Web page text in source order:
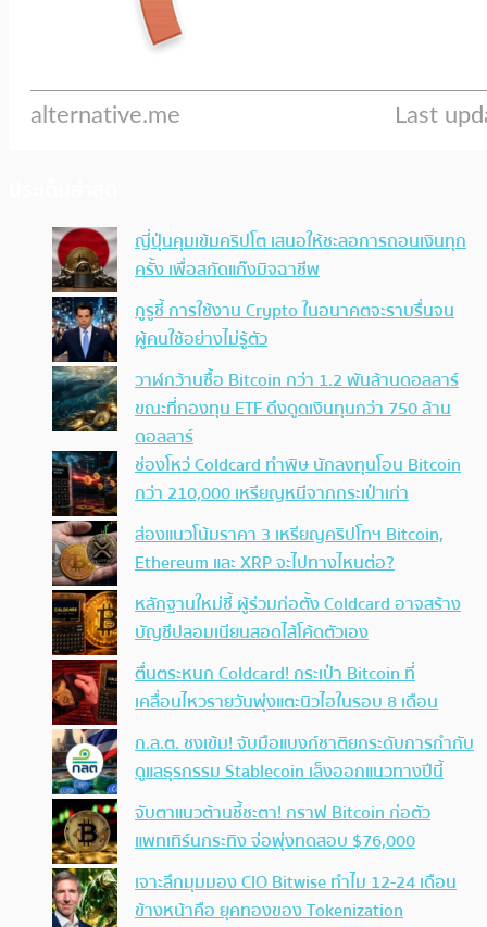
ญี่ปุ่นคุมเข้มคริปโต เสนอให้ชะลอการถอนเงินทุก
ครั้ง เพื่อสกัดแก๊งมิจฉาชีพ
กูรูชี้ การใช้งาน Crypto ในอนาคตจะราบรื่นจน
ผู้คนใช้อย่างไม่รู้ตัว
วาฬกว้านซื้อ Bitcoin กว่า 1.2 พันล้านดอลลาร์
ขณะที่กองทุน ETF ดึงดูดเงินทุนกว่า 750 ล้าน
ดอลลาร์
ช่องโหว่ Coldcard ทำพิษ นักลงทุนโอน Bitcoin
กว่า 210,000 เหรียญหนีจากกระเป๋าเก่า
ส่องแนวโน้มราคา 3 เหรียญคริปโทฯ Bitcoin,
Ethereum และ XRP จะไปทางไหนต่อ?
หลักฐานใหม่ชี้ ผู้ร่วมก่อตั้ง Coldcard อาจสร้าง
บัญชีปลอมเนียนสอดไส้โค้ดตัวเอง
ตื่นตระหนก Coldcard! กระเป๋า Bitcoin ที่
เคลื่อนไหวรายวันพุ่งแตะนิวไฮในรอบ 8 เดือน
ก.ล.ต. ชงเข้ม! จับมือแบงก์ชาติยกระดับการกำกับ
ดูแลธุรกรรม Stablecoin เล็งออกแนวทางปีนี้
จับตาแนวต้านชี้ชะตา! กราฟ Bitcoin ก่อตัว
แพทเทิร์นกระทิง จ่อพุ่งทดสอบ $76,000
เจาะลึกมุมมอง CIO Bitwise ทำไม 12-24 เดือน
ข้างหน้าคือ ยุคทองของ Tokenization